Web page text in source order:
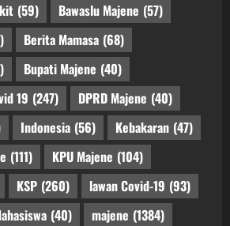
(59) Bawaslu Majene (57)
Berita Mamasa (68)
Bupati Majene (40)
19 (247) DPRD Majene (40)
Indonesia (56) Kebakaran (47)
(111) KPU Majene (104)
KSP (260) lawan Covid-19 (93)
(40) majene (1384)